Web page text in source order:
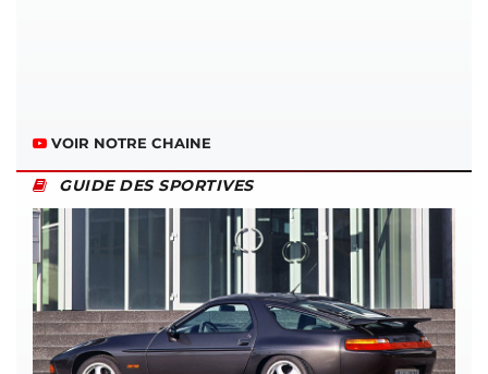
VOIR NOTRE CHAINE
GUIDE DES SPORTIVES